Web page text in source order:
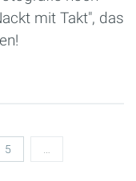
mit Takt", das
5